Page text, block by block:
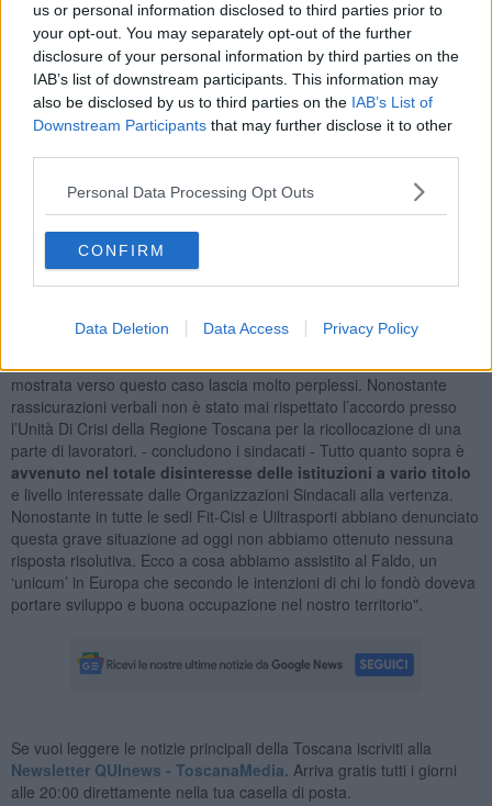
us or personal information disclosed to third parties prior to
your opt-out. You may separately opt-out of the further
disclosure of your personal information by third parties on the
IAB’s list of downstream participants. This information may
also be disclosed by us to third parties on the IAB’s List of
Downstream Participants that may further disclose it to other
Personal Data Processing Opt Outs
CONFIRM
Data Deletion Data Access Privacy Policy
"È fin troppo semplice protestare dai palchi; al Faldo abbiamo
assistito al peggio del mondo del lavoro in ogni sua componente. -
proseguono - Queste Organizzazioni Sindacali agendo in maniera
consequenziale ai principi ai quali tanti si ispirano, come quelli del
buon lavoro, rimangono pertanto amareggiate per tutto quanto
occorso. E’ inaccettabile la palese disparità di trattamento fra
lavoratrici e lavoratori, se teniamo in minima considerazione le
che stabilisce chiari, uniformi ed uguali criteri di scelta tra i
lavoratori".
"Non solo, è palese il bypass delle norme ex art.42 Ccnl della
Logistica sulla clausola sociale che disciplina e tutela il passaggio
rispetto delle maestranze appartenenti alle categorie fragili tra le
quali un codice rosso. Rimarchiamo che in un periodo storico in cui
mostrata verso questo caso lascia molto perplessi. Nonostante
rassicurazioni verbali non è stato mai rispettato l’accordo presso
l’Unità Di Crisi della Regione Toscana per la ricollocazione di una
parte di lavoratori. - concludono i sindacati - Tutto quanto sopra è
avvenuto nel totale disinteresse delle istituzioni a vario titolo
e livello interessate dalle Organizzazioni Sindacali alla vertenza.
Nonostante in tutte le sedi Fit-Cisl e Uiltrasporti abbiano denunciato
questa grave situazione ad oggi non abbiamo ottenuto nessuna
risposta risolutiva. Ecco a cosa abbiamo assistito al Faldo, un
‘unicum’ in Europa che secondo le intenzioni di chi lo fondò doveva
portare sviluppo e buona occupazione nel nostro territorio".
Se vuoi leggere le notizie principali della Toscana iscriviti alla
Newsletter QUInews - ToscanaMedia. Arriva gratis tutti i giorni
alle 20:00 direttamente nella tua casella di posta.